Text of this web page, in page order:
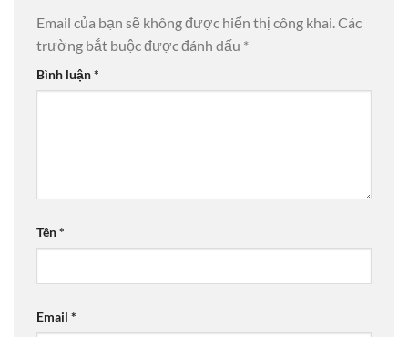
Email của bạn sẽ không được hiển thị công khai.Các
trường bắt buộc được đánh dấu *
Bình luận*
Tên*
Email *